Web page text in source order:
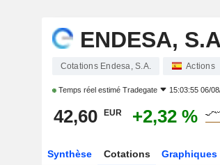
ENDESA,
Cotations Endesa, S.A. Actions
Temps réel estimé Tradegate 15:03:55 06/
42,60 EUR +2,32 %
Synthèse Cotations Graphiques